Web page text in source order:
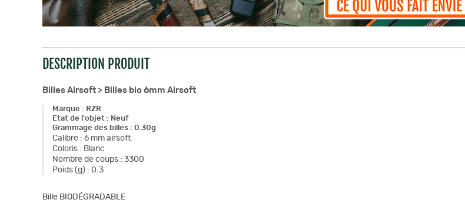
DESCRIPTION PRODUIT
Billes Airsoft > Billes bio 6mm Airsoft
Marque : RZR
Etat de l'objet : Neuf
Grammage des billes : 0.30g
Calibre : 6 mm airsoft
Coloris : Blanc
Nombre de coups : 3300
Poids (g) : 0.3
Bille BIODÉGRADABLE